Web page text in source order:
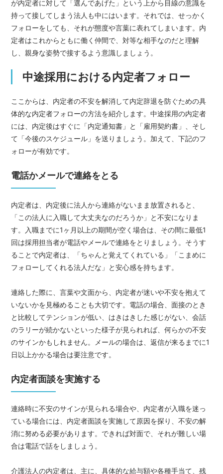
が内定者に対して「選んであげた」という上から目線の意識を
持って接してしまう法人も中にはいます。それでは、せっかく
フォローをしても、それが態度や言葉に表れてしまいます。内
定者はこれからともに働く仲間で、対等な相手なのだと理解
し、親身な姿勢で接するよう意識しましょう。
中途採用における内定者フォロー
ここからは、内定者の不安を解消して内定辞退を防ぐための具
体的な内定者フォローの方法を紹介します。中途採用の内定者
には、内定後はすぐに「内定通知書」と「雇用契約書」、そし
て「今後のスケジュール」を送りましょう。加えて、下記のフ
ォローが有効です。
電話かメールで連絡をとる
内定者は、内定後に法人から連絡がないまま放置されると、
「この法人に入職して大丈夫なのだろうか」と不安になりま
す。入職までに1ヶ月以上の期間が空く場合は、その間に最低1
回は採用担当者が電話やメールで連絡をとりましょう。そうす
ることで内定者は、「ちゃんと覚えてくれている」「こまめに
フォローしてくれる法人だな」と安心感を持ちます。
連絡した際に、言葉や文面から、内定者が迷いや不安を抱えて
いないかを見極めることも大切です。電話の場合、面接のとき
と比較してテンションが低い、はきはきした感じがない、会話
のラリーが続かないといった様子が見られれば、何らかの不安
のサインかもしれません。メールの場合は、返信が来るまでに1
日以上かかる場合は要注意です。
内定者面談を実施する
連絡時に不安のサインが見られる場合や、内定者が入職を迷っ
ている場合には、内定者面談を実施して原因を探り、不安の解
消に努める必要があります。できれば対面で、それが難しい場
合は電話で話をしましょう。
介護法人の内定者は、主に、具体的な給与額や各種手当て、残